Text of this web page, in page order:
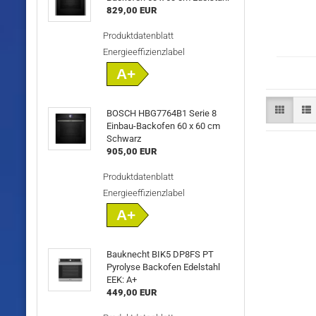
829,00 EUR
Produktdatenblatt
Energieeffizienzlabel
A+
BOSCH HBG7764B1 Serie 8
Einbau-Backofen 60 x 60 cm
Schwarz
905,00 EUR
Produktdatenblatt
Energieeffizienzlabel
A+
Bauknecht BIK5 DP8FS PT
Pyrolyse Backofen Edelstahl
EEK: A+
449,00 EUR